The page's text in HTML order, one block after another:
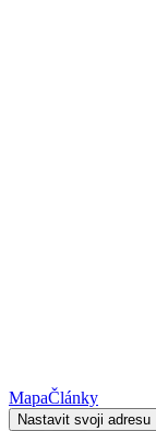
MapaČlánky
Nastavit svoji adresu